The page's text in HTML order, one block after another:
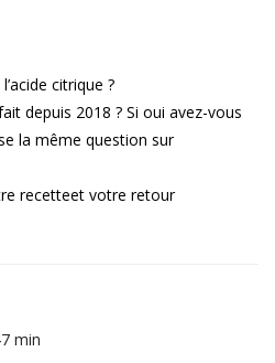
citrique ?
depuis 2018 ? Si oui avez-vous
la même question sur
recetteet votre retour
min